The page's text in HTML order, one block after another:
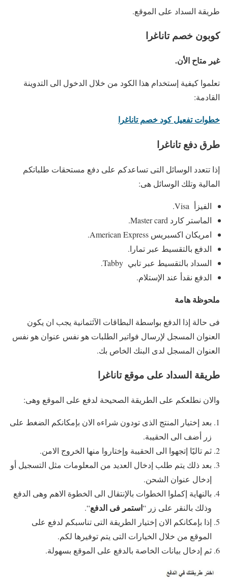
طريقة السداد على الموقع.
كوبون خصم تاناغرا
غير متاح الأن.
تعلموا كيفية إستخدام هذا الكود من خلال الدخول الى التدوينة
القادمة:
خطوات تفعيل كود خصم تاناغرا
طرق دفع تاناغرا
إذا تتعدد الوسائل التى تساعدكم على دفع مستحقات طلباتكم
المالية وتلك الوسائل هى:
الفيزأ Visa.
الماستر كارد Master card.
امريكان اكسبريس American Express.
الدفع بالتقسيط عبر تمارا.
السداد بالتقسيط عبر تابي Tabby.
الدفع نقدأ عند الإستلام.
ملحوظة هامة
فى حالة إذا الدفع بواسطة البطاقات الآئتمانية يجب ان يكون
العنوان المسجل لإرسال فواتير الطلبات هو نفس عنوان هو نفس
العنوان المسجل لدى البنك الخاص بك.
طريقة السداد على موقع تاناغرا
والان نطلعكم على الطريقة الصحيحة لدفع على الموقع وهى:
بعد إختيار المنتج الذى تودون شراءه الان بإمكانكم الضغط على
زر أضف الى الحقيبة.
ثم تاليًا إتجهوا الى الحقيبة وإختاروا منها الخروج الامن.
بعد ذلك يتم طلب إدخال العديد من المعلومات مثل التسجيل أو
إدخال عنوان الشحن.
بالنهاية إكملوا الخطوات بالإنتقال الى الخطوة الاهم وهى الدفع
وذلك بالنقر على زر “استمر فى الدفع“.
إذا بإمكانكم الان إختيار الطريقة التى تناسبكم لدفع على
الموقع من خلال الخيارات التى يتم توفيرها لكم.
ثم إدخال بيانات الخاصة بالدفع على الموقع بسهولة.